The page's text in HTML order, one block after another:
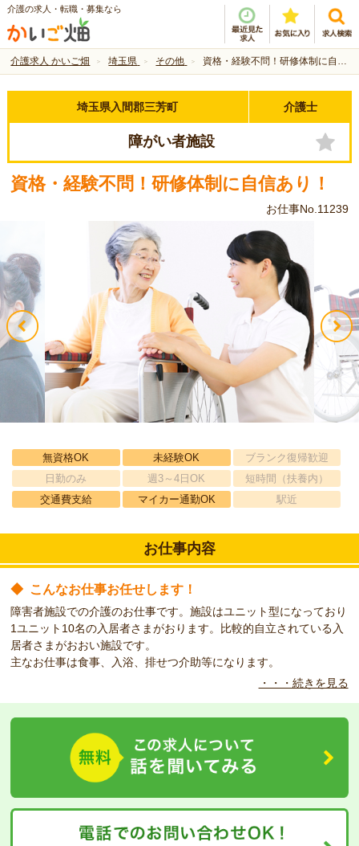
介護の求人・転職・募集なら
介護求人 かいご畑 埼玉県 その他 資格・経験不問！研修体制に自信あり！
埼玉県入間郡三芳町 介護士
障がい者施設
資格・経験不問！研修体制に自信あり！
お仕事No.11239
無資格OK 未経験OK
ブランク復帰歓迎
日勤のみ
週3～4日OK
短時間（扶養内）
交通費支給
マイカー通勤OK 駅近
お仕事内容
◆ こんなお仕事お任せします！
障害者施設での介護のお仕事です。施設はユニット型になっており
1ユニット10名の入居者さまがおります。比較的自立されている入
居者さまがおおい施設です。
主なお仕事は食事、入浴、排せつ介助等になります。
・・・続きを見る